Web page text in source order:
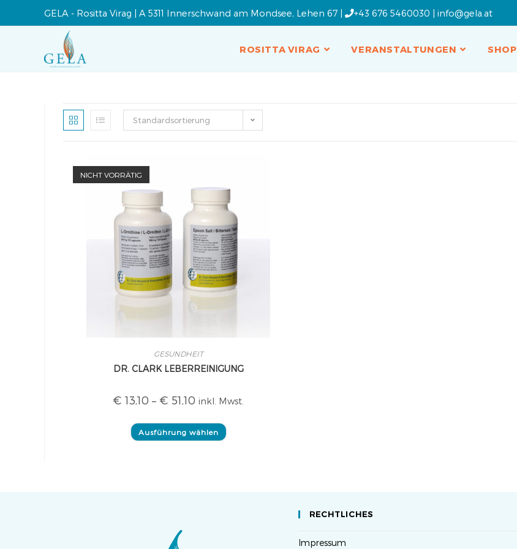
GELA - Rositta Virag | A 5311 Innerschwand am Mondsee, Lehen 67 | +43 676 5460030 | info@gela.at
ROSITTA VIRAG VERANSTALTUNGEN SHOP
Standardsortierung
NICHT VORRÄTIG
GESUNDHEIT
DR. CLARK LEBERREINIGUNG
€ 13,10 – € 51,10 inkl. Mwst.
Ausführung wählen
RECHTLICHES
Impressum